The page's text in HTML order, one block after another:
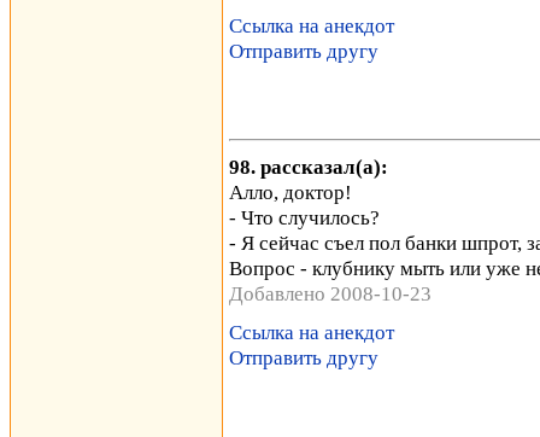
Ссылка на анекдот
Отправить другу
98. рассказал(а):
Алло, доктор!
- Что случилось?
- Я сейчас съел пол банки шпрот,
Вопрос - клубнику мыть или уже
Добавлено 2008-10-23
Ссылка на анекдот
Отправить другу